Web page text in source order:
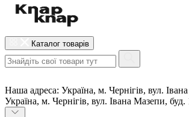
Каталог товарів
Наша адреса: Україна, м. Чернігів, вул.
Україна, м. Чернігів, вул. Івана Мазепи, буд.